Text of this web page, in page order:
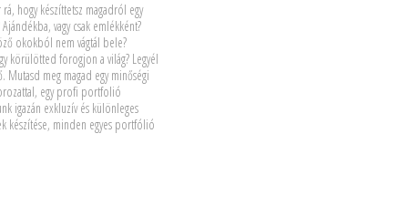
hogy készíttetsz magadról egy
vagy csak emlékként?
okokból nem vágtál bele?
körülötted forogjon a világ? Legyél
Mutasd meg magad egy minőségi
egy profi portfolió
igazán exkluzív és különleges
készítése, minden egyes portfólió